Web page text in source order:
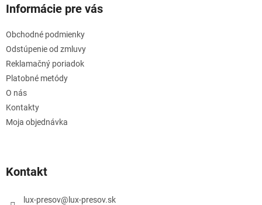
Informácie pre vás
Obchodné podmienky
Odstúpenie od zmluvy
Reklamačný poriadok
Platobné metódy
O nás
Kontakty
Moja objednávka
Kontakt
lux-presov@ lux-presov.sk